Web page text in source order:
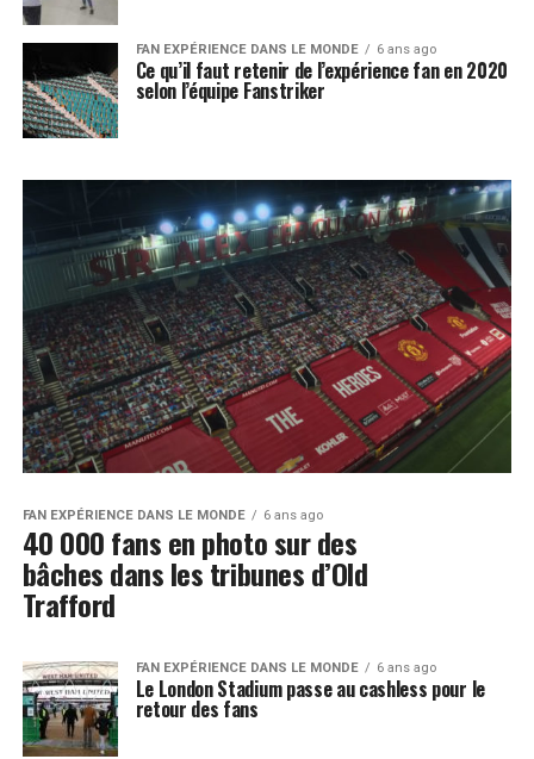
FAN EXPÉRIENCE DANS LE MONDE 6 ans ago
Ce qu’il faut retenir de l’expérience fan en 2020
selon l’équipe Fanstriker
FAN EXPÉRIENCE DANS LE MONDE 6 ans ago
40 000 fans en photo sur des
bâches dans les tribunes d’Old
Trafford
FAN EXPÉRIENCE DANS LE MONDE 6 ans ago
Le London Stadium passe au cashless pour le
retour des fans